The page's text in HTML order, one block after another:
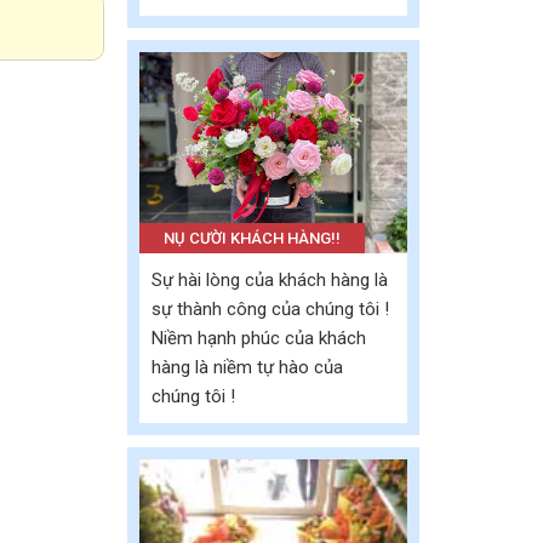
NỤ CƯỜI KHÁCH HÀNG!!
Sự hài lòng của khách hàng là
sự thành công của chúng tôi !
Niềm hạnh phúc của khách
hàng là niềm tự hào của
chúng tôi !